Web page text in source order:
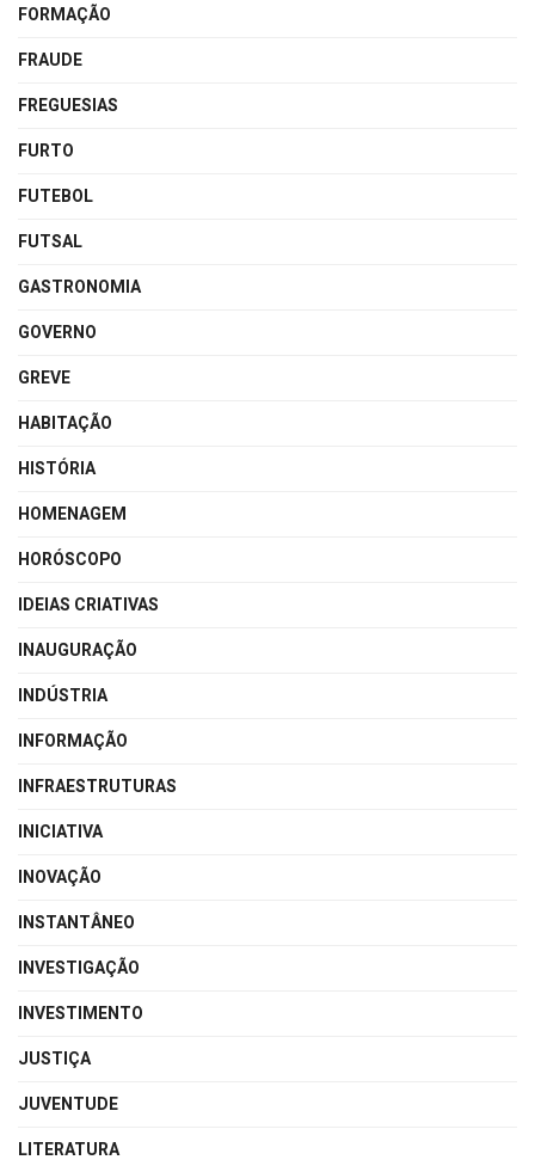
FORMAÇÃO
FRAUDE
FREGUESIAS
FURTO
FUTEBOL
FUTSAL
GASTRONOMIA
GOVERNO
GREVE
HABITAÇÃO
HISTÓRIA
HOMENAGEM
HORÓSCOPO
IDEIAS CRIATIVAS
INAUGURAÇÃO
INDÚSTRIA
INFORMAÇÃO
INFRAESTRUTURAS
INICIATIVA
INOVAÇÃO
INSTANTÂNEO
INVESTIGAÇÃO
INVESTIMENTO
JUSTIÇA
JUVENTUDE
LITERATURA